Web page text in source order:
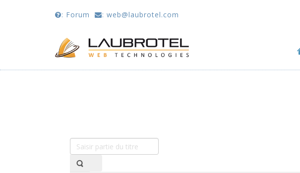
: Forum : web@laubrotel.com
Saisir partie du titre